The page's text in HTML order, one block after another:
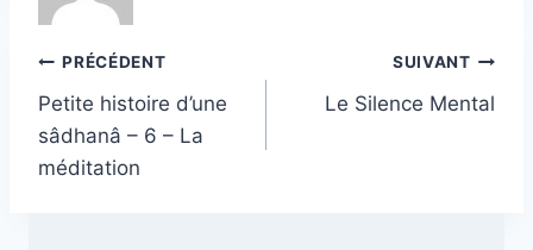
Navigation
de
l’article
PRÉCÉDENT
Petite histoire d’une
sâdhanâ – 6 – La
méditation
SUIVANT
Le Silence Mental